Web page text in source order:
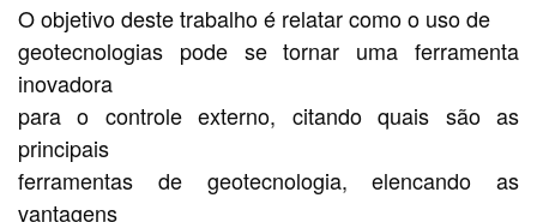
O objetivo deste trabalho é relatar como o uso de
geotecnologias pode se tornar uma ferramenta
inovadora
para o controle externo, citando quais são as
principais
ferramentas de geotecnologia, elencando as
vantagens